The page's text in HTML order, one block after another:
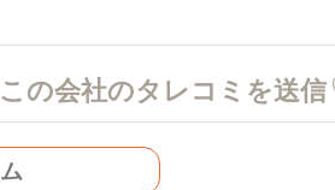
この会社のタレコミを送信